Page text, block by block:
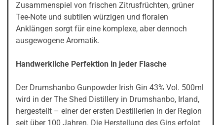
Zusammenspiel von frischen Zitrusfrüchten, grüner
Tee-Note und subtilen würzigen und floralen
Anklängen sorgt für eine komplexe, aber dennoch
ausgewogene Aromatik.
Handwerkliche Perfektion in jeder Flasche
Der Drumshanbo Gunpowder Irish Gin 43% Vol. 500ml
wird in der The Shed Distillery in Drumshanbo, Irland,
hergestellt – einer der ersten Destillerien in der Region
seit über 100 Jahren. Die Herstellung des Gins erfolgt